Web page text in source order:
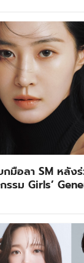
กมือลา SM หลัง
รม Girls’